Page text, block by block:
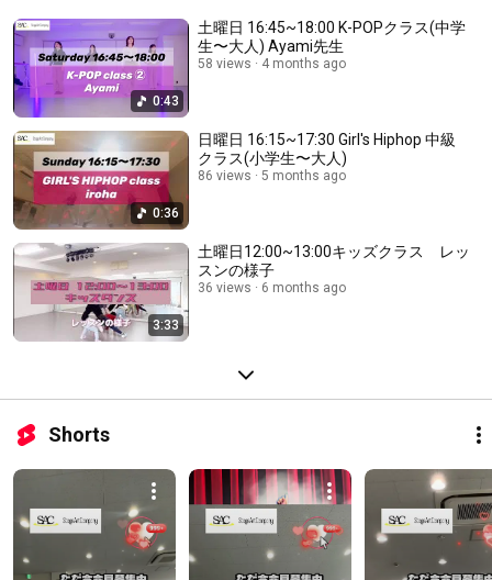
0:43
土曜日 16:45~18:00 K-POPクラス(中学
生〜大人) Ayami先生
58 views 4 months ago
0:36
日曜日 16:15~17:30 Girl's Hiphop 中級
クラス(小学生〜大人)
86 views 5 months ago
3:33
土曜日12:00~13:00キッズクラス レッ
スンの様子
36 views 6 months ago
Shorts